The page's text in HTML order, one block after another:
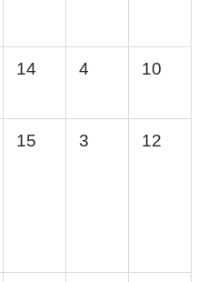
14 4 10
15 3 12